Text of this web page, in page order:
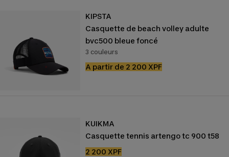
KIPSTA
Casquette de beach volley adulte
bvc500 bleue foncé
3 couleurs
Prix
A partir de 2 200 XPF
KUIKMA
Casquette tennis artengo tc 900 t58
Prix
2 200 XPF